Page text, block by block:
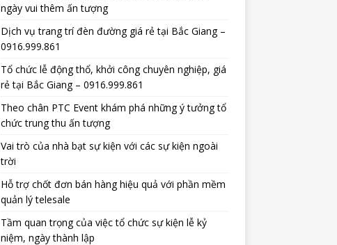
ngày vui thêm ấn tượng
Dịch vụ trang trí đèn đường giá rẻ tại Bắc Giang –
0916.999.861
Tổ chức lễ động thổ, khởi công chuyên nghiệp, giá
rẻ tại Bắc Giang – 0916.999.861
Theo chân PTC Event khám phá những ý tưởng tổ
chức trung thu ấn tượng
Vai trò của nhà bạt sự kiện với các sự kiện ngoài
trời
Hỗ trợ chốt đơn bán hàng hiệu quả với phần mềm
quản lý telesale
Tầm quan trọng của việc tổ chức sự kiện lễ kỷ
niệm, ngày thành lập